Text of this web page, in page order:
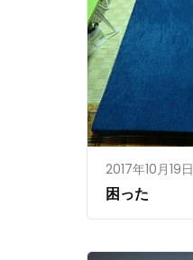
2017年10月19日
困った